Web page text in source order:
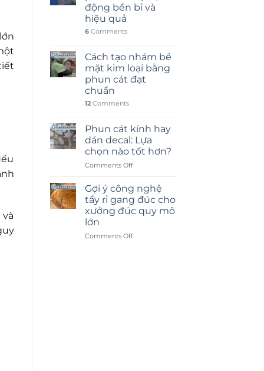
động bền bỉ và
hiệu quả
6Comments
Cách tạo nhám bề
mặt kim loại bằng
phun cát đạt
chuẩn
12Comments
Phun cát kính hay
dán decal: Lựa
chọn nào tốt hơn?
Comments Offon
cát
kính
hay
dán
Lựa
Gợi ý công nghệ
tẩy rỉ gang đúc cho
xưởng đúc quy mô
lớn
Comments Offon